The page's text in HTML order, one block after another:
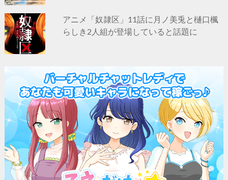
アニメ「奴隷区」11話に月ノ美兎と樋口楓
らしき2人組が登場していると話題に